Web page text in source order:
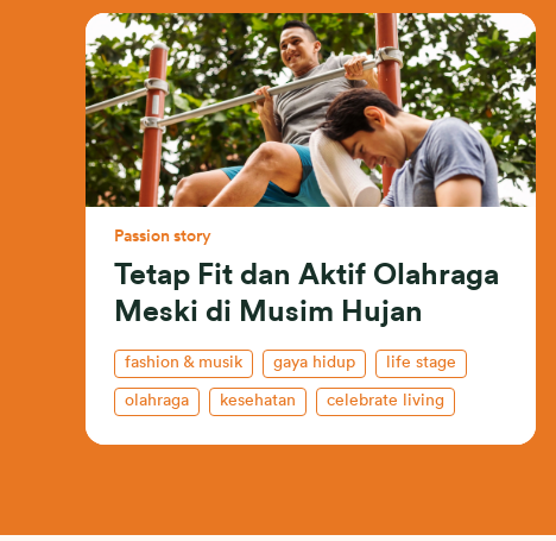
Passion story
Tetap Fit dan Aktif Olahraga
Meski di Musim Hujan
fashion & musik gaya hidup life stage
olahraga kesehatan celebrate living